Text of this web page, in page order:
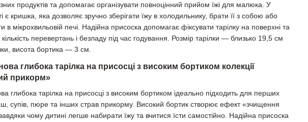
продуктів та допомагає організувати повноцінний прийом їжі для малюка. У
є кришка, яка дозволяє зручно зберігати їжу в холодильнику, брати її з собою або
в мікрохвильовій печі. Надійна присоска допомагає фіксувати тарілку на поверхні та
перевертань і безладу під час годування. Розмір тарілки — близько 19,5 см
висота бортика — 3 см.
глибока тарілка на присосці з високим бортиком колекції
прикорм»
глибока тарілка на присосці з високим бортиком ідеально підходить для перших
супів, пюре та інших страв прикорму. Високий бортик створює ефект «зчищення
чому дитині легше набирати їжу та вчитися їсти самостійно. Надійна присоска